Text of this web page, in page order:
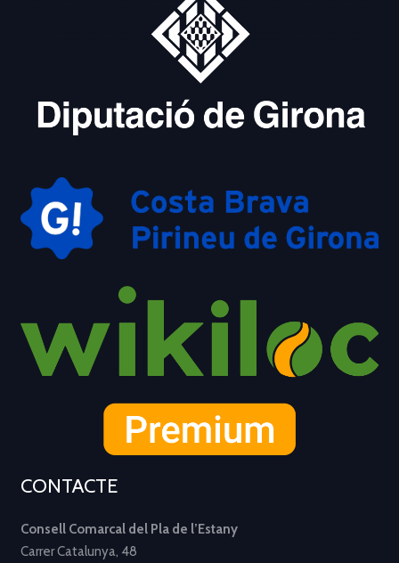
CONTACTE
Consell Comarcal del Pla de l’Estany
Carrer Catalunya, 48